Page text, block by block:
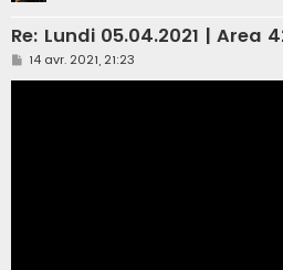
Re: Lundi 05.04.2021 | Area
M
14 avr. 2021, 21:23